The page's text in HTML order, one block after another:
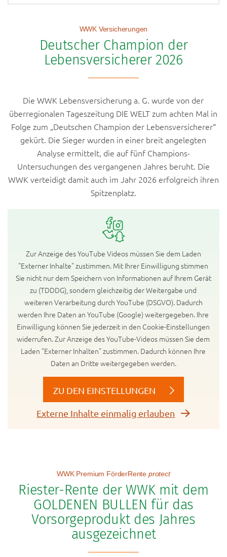
Top-Themen
Rente fondsgebunden mit Garantie
Betriebliche Altersversorgung
Häufig gesuchte Begriffe
Altersvorsorge
Vertragsanpassungen
IntelliProtect
Premium Fondsrente 2.0
Deutscher Champion der
Lebensversicherer 2026
WWK Versicherungen
Die WWK Lebensversicherung a. G. wurde von der
überregionalen Tageszeitung DIE WELT zum achten Mal in
Folge zum „Deutschen Champion der Lebensversicherer“
gekürt. Die Sieger wurden in einer breit angelegten
Analyse ermittelt, die auf fünf Champions-
Untersuchungen des vergangenen Jahres beruht. Die
WWK verteidigt damit auch im Jahr 2026 erfolgreich ihren
Spitzenplatz.
Zur Anzeige des YouTube Videos müssen Sie dem Laden
"Externer Inhalte" zustimmen. Mit Ihrer Einwilligung stimmen
Sie nicht nur dem Speichern von Informationen auf Ihrem Gerät
zu (TDDDG), sondern gleichzeitig der Weitergabe und
weiteren Verarbeitung durch YouTube (DSGVO). Dadurch
werden Ihre Daten an YouTube (Google) weitergegeben. Ihre
Einwilligung können Sie jederzeit in den Cookie-Einstellungen
widerrufen. Zur Anzeige des YouTube-Videos müssen Sie dem
Laden "Externer Inhalten" zustimmen. Dadurch können Ihre
Daten an Dritte weitergegeben werden.
ZU DEN EINSTELLUNGEN
Externe Inhalte einmalig erlauben
Riester-Rente der WWK mit dem
GOLDENEN BULLEN für das
Vorsorgeprodukt des Jahres
ausgezeichnet
WWK Premium FörderRente protect